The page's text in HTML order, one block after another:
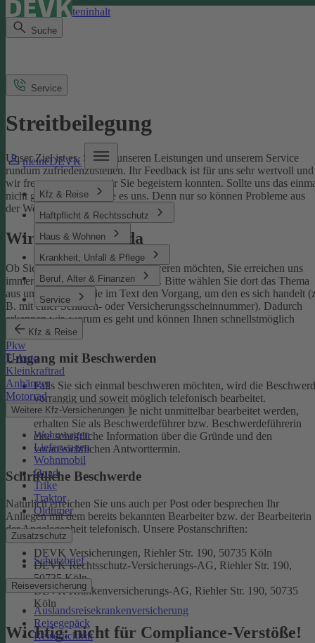
Direkt zum Seiteninhalt
Suche
meineDEVK
Kfz & Reise
Haftpflicht & Rechtsschutz
Haus & Wohnen
Krankheit, Unfall & Pflege
Beruf, Alter & Finanzen
Service
Kfz & Reise
Pkw
E-Auto
Kleinkraftrad
Anhänger
Motorrad
Weitere Kfz-Versicherungen
Wohnwagen
Lieferwagen
Wohnmobil
Quad
Trike
Traktor
Oldtimer
Zusatzschutz
Schutzbrief
Reiseversicherung
Auslandsreisekrankenversicherung
Reisegepäck
Reiserücktritt
Service
Streitbeilegung
Unser Ziel ist es, Sie mit unseren Leistungen und unserem Service
rundum zufriedenzustellen. Ihr Feedback ist für uns sehr wertvoll und
wir freuen uns, wenn wir Sie begeistern konnten. Sollte uns das
nicht gelingen, sagen Sie es uns. Denn nur so können Probleme aus
der Welt geschafft werden.
Wir sind für Sie da
Ob Sie uns loben oder sich beschweren möchten, Sie erreichen uns
immer über unser Kontaktformular
. Bitte wählen Sie dort das Thema
aus und benennen Sie im Text den Vorgang, um den es sich handelt
B. mit einer Schaden- oder Versicherungsscheinnummer). Dadurch
erkennen wir, worum es geht und können Ihnen schnellstmöglich
weiterhelfen.
Umgang mit Beschwerden
Falls Sie sich einmal beschweren möchten, wird die
vorrangig und soweit möglich telefonisch bearbeitet.
Kann eine Beschwerde nicht unmittelbar bearbeitet werden,
erhalten Sie als Beschwerdeführer bzw. Beschwerdeführerin
eine schriftliche Information über die Gründe und den
voraussichtlichen Antworttermin.
Schriftliche Beschwerde
Natürlich erreichen Sie uns auch per Post oder besprechen Ihr
Anliegen mit dem bereits bekannten Bearbeiter bzw. der Bearbeiterin
der Angelegenheit telefonisch. Unsere Postanschriften:
DEVK Versicherungen, Riehler Str. 190, 50735 Köln
DEVK Rechtsschutz-Versicherungs-AG, Riehler Str. 190,
50735 Köln
DEVK Krankenversicherungs-AG, Riehler Str. 190, 50735
Köln
Wichtig: nicht für Compliance-Verstöße!